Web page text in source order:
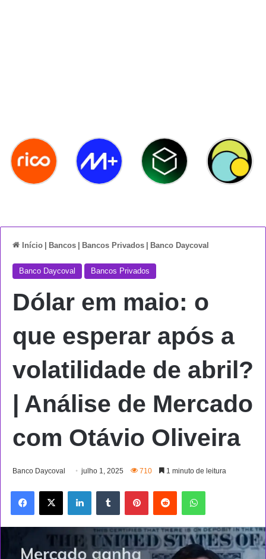
Início Bancos Bancos Privados Banco Daycoval
Banco Daycoval Bancos Privados
Dólar em maio: o
que esperar após a
volatilidade de abril?
| Análise de Mercado
com Otávio Oliveira
Banco Daycoval julho 1, 2025 710 1 minuto de leitura
X